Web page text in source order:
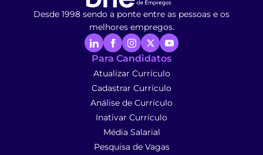
Desde 1998 sendo a ponte entre as pessoas e os
melhores empregos.
Para Candidatos
Atualizar Currículo
Cadastrar Currículo
Análise de Currículo
Inativar Currículo
Média Salarial
Pesquisa de Vagas